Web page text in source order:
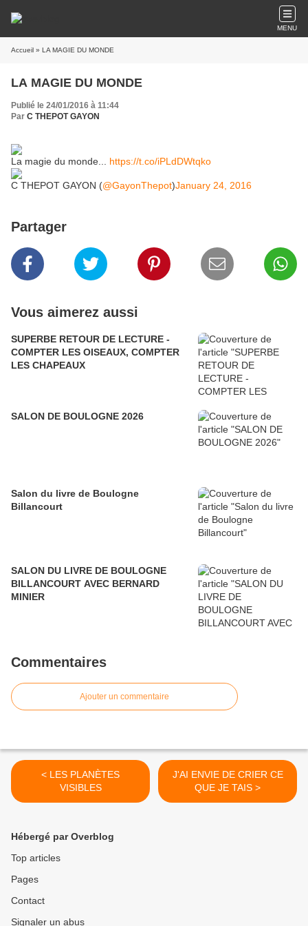
MENU
Accueil » LA MAGIE DU MONDE
LA MAGIE DU MONDE
Publié le 24/01/2016 à 11:44
Par C THEPOT GAYON
La magie du monde... https://t.co/iPLdDWtqko
C THEPOT GAYON (@GayonThepot)January 24, 2016
Partager
Vous aimerez aussi
SUPERBE RETOUR DE LECTURE -
COMPTER LES OISEAUX, COMPTER
LES CHAPEAUX
SALON DE BOULOGNE 2026
Salon du livre de Boulogne
Billancourt
SALON DU LIVRE DE BOULOGNE
BILLANCOURT AVEC BERNARD
MINIER
Commentaires
Ajouter un commentaire
< LES PLANÈTES
VISIBLES
J'AI ENVIE DE CRIER CE
QUE JE TAIS >
Hébergé par Overblog
Top articles
Pages
Contact
Signaler un abus